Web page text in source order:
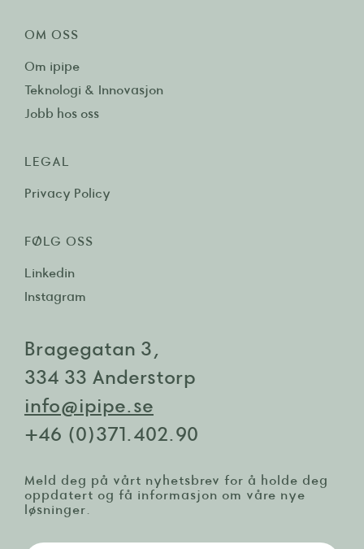
OM OSS
Om ipipe
Teknologi & Innovasjon
Jobb hos oss
Meld deg på vårt nyhetsbrev for å holde deg
oppdatert og få informasjon om våre nye
løsninger.
LEGAL
Privacy Policy
FØLG OSS
Linkedin
Instagram
Bragegatan 3,
334 33 Anderstorp
info@ipipe.se
+46 (0)371.402.90